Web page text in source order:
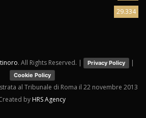
29.334
. All Rights Reserved. | Privacy Policy |
Cookie Policy
al Tribunale di Roma il 22 novembre 2013
by HRS Agency